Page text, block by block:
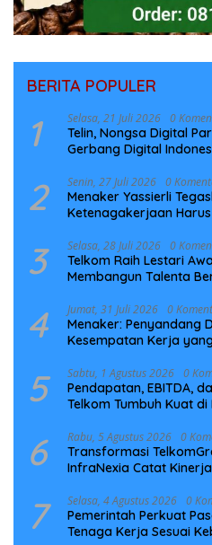
BERITA POPULER
1 Selasa, 21 Juli 2026 0
Telin, Nongsa Digital
Gerbang Digital
2 Senin, 27 Juli 2026 0
Menaker Yassierli
Ketenagakerjaan
3 Selasa, 28 Juli 2026 0
Telkom Raih Lestari
Membangun Talenta
4 Jumat, 31 Juli 2026 0
Menaker: Penyandang
Kesempatan Kerja
5 Sabtu, 1 Agustus 2026 0
Pendapatan, EBITDA,
Telkom Tumbuh Kuat
6 Rabu, 5 Agustus 2026 0
Transformasi
InfraNexia Catat
7 Selasa, 4 Agustus 2026 0
Pemerintah Perkuat
Tenaga Kerja Sesuai